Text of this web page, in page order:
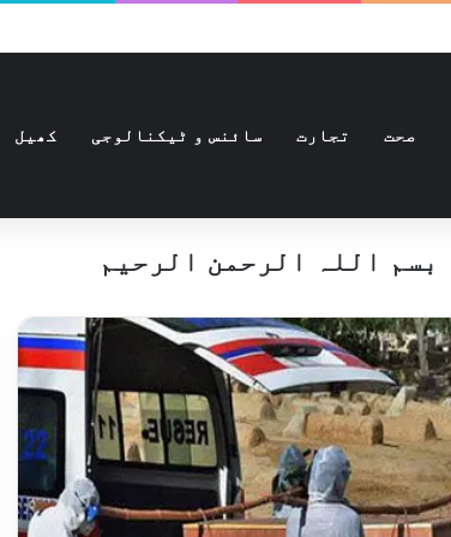
صحت تجارت سائنس و ٹیکنالوجی کھیل
بسم اللہ الرحمن الرحیم